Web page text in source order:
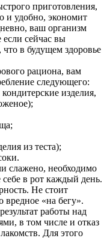
приготовления,
и удобно, экономит
ваш организм
сейчас вы
что в будущем здоровье
рациона, вам
следующего:
изделия,
из теста);
слажено, необходимо
себе в рот каждый день.
Не стоит
вредное «на бегу».
работы над
в том числе и отказ
Для этого